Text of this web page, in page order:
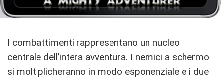
I combattimenti rappresentano un nucleo
centrale dell’intera avventura. I nemici a schermo
si moltiplicheranno in modo esponenziale e i due